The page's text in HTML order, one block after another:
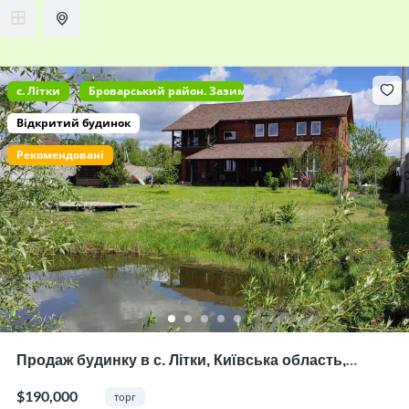
c. Літки Броварський район. Зазимська ОТГ
Відкритий будинок
Рекомендовані
Продаж будинку в с. Літки, Київська область,
$190,000 торг